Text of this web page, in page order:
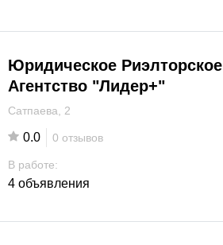
Юридическое Риэлторское
Агентство "Лидер+"
Сатпаева, 2
0.0 0 отзывов
В работе:
4 объявления